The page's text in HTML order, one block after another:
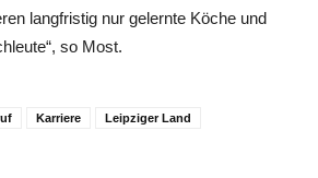
langfristig nur gelernte Köche und
so Most.
Karriere
Leipziger Land